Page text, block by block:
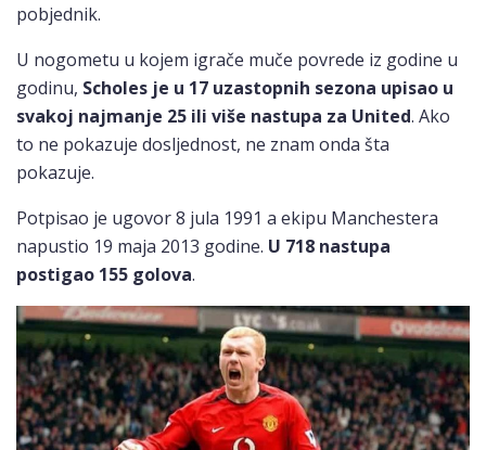
pobjednik.
U nogometu u kojem igrače muče povrede iz godine u
godinu, Scholes je u 17 uzastopnih sezona upisao u
svakoj najmanje 25 ​​ili više nastupa za United. Ako
to ne pokazuje dosljednost, ne znam onda šta
pokazuje.
Potpisao je ugovor 8 jula 1991 a ekipu Manchestera
napustio 19 maja 2013 godine. U 718 nastupa
postigao 155 golova.